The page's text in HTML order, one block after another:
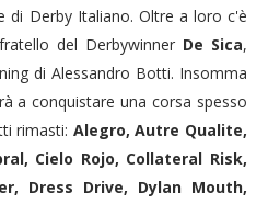
di Derby Italiano. Oltre a loro c'è
del Derbywinner De Sica,
di Alessandro Botti. Insomma
a conquistare una corsa spesso
rimasti: Alegro, Autre Qualite,
Cielo Rojo, Collateral Risk,
Dress Drive, Dylan Mouth,